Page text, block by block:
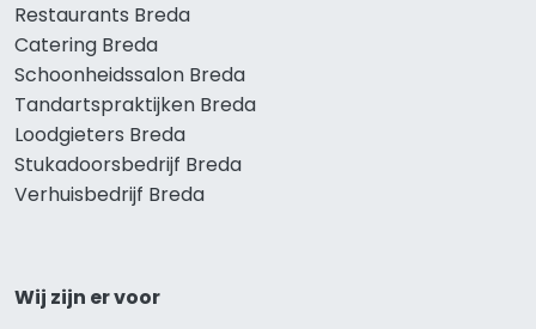
Restaurants Breda
Catering Breda
Schoonheidssalon Breda
Tandartspraktijken Breda
Loodgieters Breda
Stukadoorsbedrijf Breda
Verhuisbedrijf Breda
Wij zijn er voor